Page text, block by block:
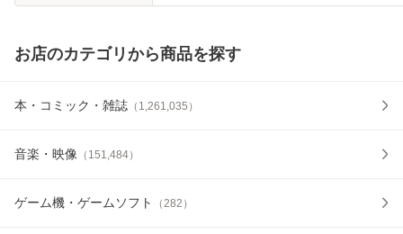
お店のカテゴリから商品を探す
本・コミック・雑誌 （ 1,261,035 ）
音楽・映像 （ 151,484）
ゲーム機・ゲームソフト （282 ）